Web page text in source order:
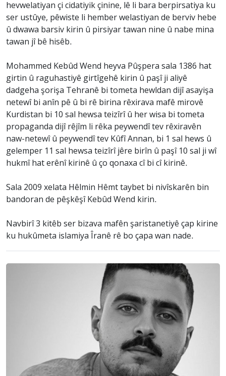
hevwelatiyan çi cidatiyik çinine, lê li bara berpirsatiya ku
ser ustûye, pêwiste li hember welastiyan de berviv hebe
û dwawa barsiv kirin û pirsiyar tawan nine û nabe mina
tawan jî bê hisêb.
Mohammed Kebûd Wend heyva Pûşpera sala 1386 hat
girtin û raguhastiyê girtîgehê kirin û paşî ji aliyê
dadgeha şorişa Tehranê bi tometa hewldan dijî asayişa
netewî bi anîn pê û bi rê birina rêxirava mafê mirovê
Kurdistan bi 10 sal hewsa teizîrî û her wisa bi tometa
propaganda dijî rêjîm li rêka peywendî tev rêxiravên
naw-netewî û peywendî tev Kûfî Annan, bi 1 sal hews û
gelemper 11 sal hewsa teizîrî jêre birîn û paşî 10 sal ji wî
hukmî hat erênî kirinê û ço qonaxa cî bi cî kirinê.
Sala 2009 xelata Hêlmin Hêmt taybet bi nivîskarên bin
bandoran de pêşkêşî Kebûd Wend kirin.
Navbirî 3 kitêb ser bizava mafên şaristanetiyê çap kirine
ku hukûmeta islamiya Îranê rê bo çapa wan nade.